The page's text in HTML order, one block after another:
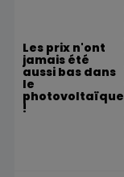
Les prix n'ont
jamais été
aussi bas dans
le
photovoltaïque
!